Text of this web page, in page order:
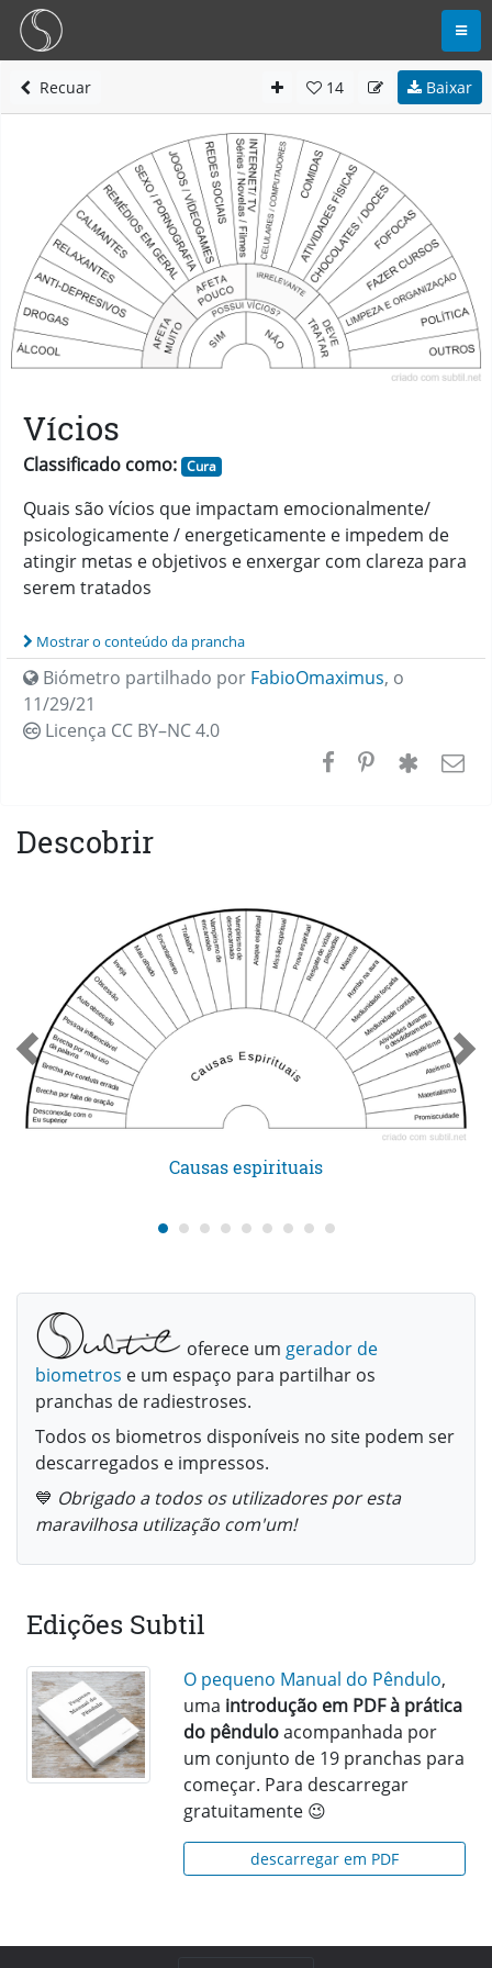
Recuar 14 Baixar
Vícios
Classificado como: Cura
Quais são vícios que impactam emocionalmente/
psicologicamente / energeticamente e impedem de
atingir metas e objetivos e enxergar com clareza para
serem tratados
Mostrar o conteúdo da prancha
Biómetro partilhado por FabioOmaximus, o
11/29/21
Licença CC BY–NC 4.0
Descobrir
Causas espirituais
oferece um gerador de
biometros e um espaço para partilhar os
pranchas de radiestroses.
Todos os biometros disponíveis no site podem ser
descarregados e impressos.
💙 Obrigado a todos os utilizadores por esta
maravilhosa utilização com'um!
Edições Subtil
O pequeno Manual do Pêndulo,
uma introdução em PDF à prática
do pênduloacompanhada por
um conjunto de 19 pranchas para
começar. Para descarregar
gratuitamente 😉
descarregar em PDF